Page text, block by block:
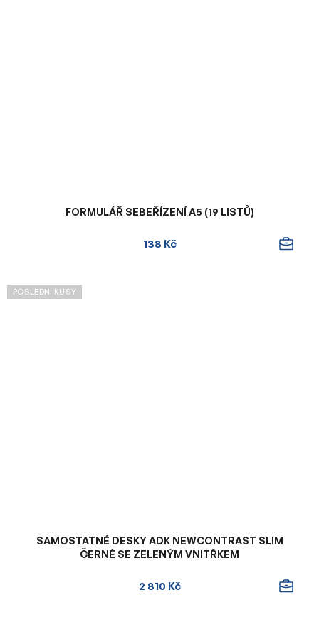
FORMULÁŘ SEBEŘÍZENÍ A5 (19 LISTŮ)
138 Kč
POSLEDNÍ KUSY
SAMOSTATNÉ DESKY ADK NEWCONTRAST SLIM
ČERNÉ SE ZELENÝM VNITŘKEM
2 810 Kč